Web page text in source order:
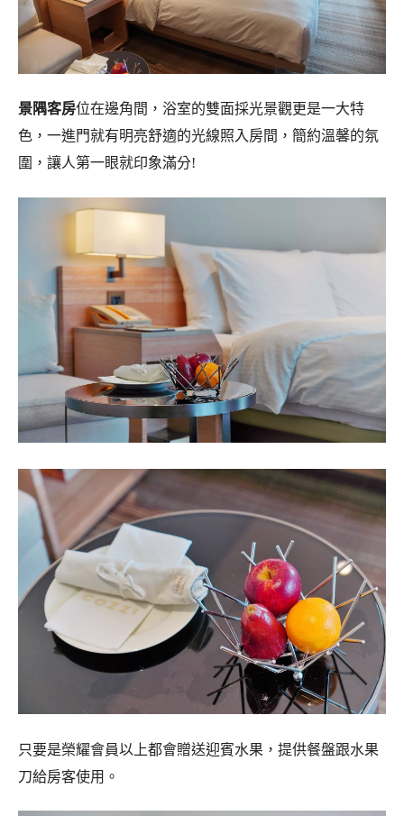
景隅客房位在邊角間，浴室的雙面採光景觀更是一大特
色，一進門就有明亮舒適的光線照入房間，簡約溫馨的氛
圍，讓人第一眼就印象滿分!
只要是榮耀會員以上都會贈送迎賓水果，提供餐盤跟水果
刀給房客使用。